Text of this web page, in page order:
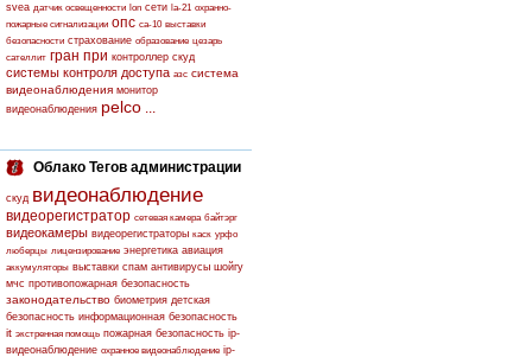
svea датчик освещенности lon сети la-21 охранно-
пожарные сигнализации опс са-10 выставки
безопасности страхование образование цезарь
сателлит гран при контроллер скуд
системы контроля доступа азс система
видеонаблюдения монитор
видеонаблюдения pelco ...
Облако Тегов администрации
скуд видеонаблюдение
видеорегистратор сетевая камера байтэрг
видеокамеры видеорегистраторы каск урфо
люберцы лицензирование энергетика авиация
аккумуляторы выставки спам антивирусы шойгу
мчс противопожарная безопасность
законодательство биометрия детская
безопасность информационная безопасность
it экстренная помощь пожарная безопасность ip-
видеонаблюдение охранное видеонаблюдение ip-